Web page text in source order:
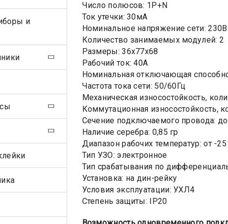
Число полюсов: 1Р+N
Ток утечки: 30мА
Номинальное напряжение сети: 230В
Количество занимаемых модулей: 2
Размеры: 36х77х68
Рабочий ток: 40А
Номинальная отключающая
Частота тока сети: 50/60Гц
Механическая износостойкость,
Коммутационная износостойкость,
Сечение подключаемого провода:
Наличие серебра: 0,85 гр
Диапазон рабочих температур: от -
Тип УЗО: электронное
Тип срабатывания по
Установка: на дин-рейку
Условия эксплуатации: УХЛ4
Степень защиты: IP20
и